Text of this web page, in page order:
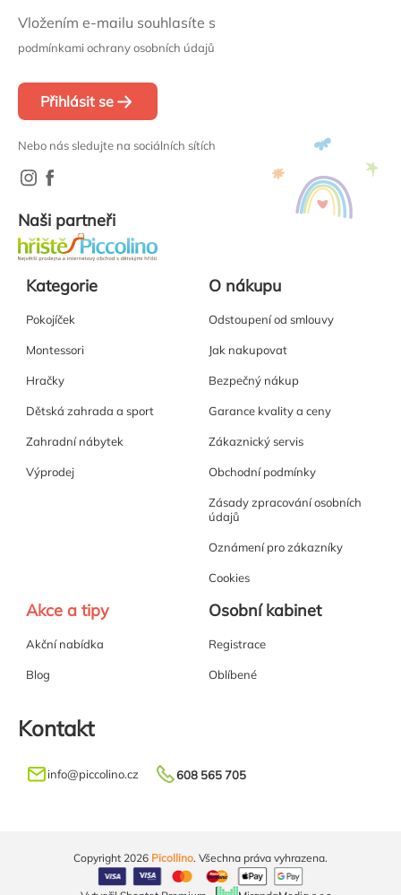
Vložením e-mailu souhlasíte s
podmínkami ochrany osobních údajů
Přihlásit se
Nebo nás sledujte na sociálních sítích
Naši partneři
Kategorie
Pokojíček
Montessori
Hračky
Dětská zahrada a sport
Zahradní nábytek
Výprodej
O nákupu
Odstoupení od smlouvy
Jak nakupovat
Bezpečný nákup
Garance kvality a ceny
Zákaznický servis
Obchodní podmínky
Zásady zpracování osobních
údajů
Oznámení pro zákazníky
Cookies
Akce a tipy
Akční nabídka
Blog
Osobní kabinet
Registrace
Oblíbené
Kontakt
info@piccolino.cz 608 565 705
Copyright 2026 Picollino. Všechna práva vyhrazena.